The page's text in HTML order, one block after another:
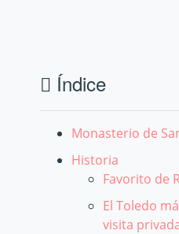
Índice
Monasterio de
Historia
Favorito de
El Toledo
visita